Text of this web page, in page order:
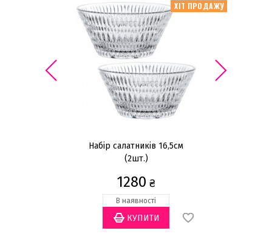
ХІТ ПРОДАЖУ
Набір салатників 16,5см
(2шт.)
1280 ₴
В наявності